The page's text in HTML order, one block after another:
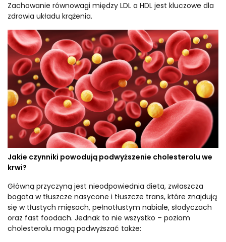
Zachowanie równowagi między LDL a HDL jest kluczowe dla
zdrowia układu krążenia.
Jakie czynniki powodują podwyższenie cholesterolu we
krwi?
Główną przyczyną jest nieodpowiednia dieta, zwłaszcza
bogata w tłuszcze nasycone i tłuszcze trans, które znajdują
się w tłustych mięsach, pełnotłustym nabiale, słodyczach
oraz fast foodach. Jednak to nie wszystko – poziom
cholesterolu mogą podwyższać także: